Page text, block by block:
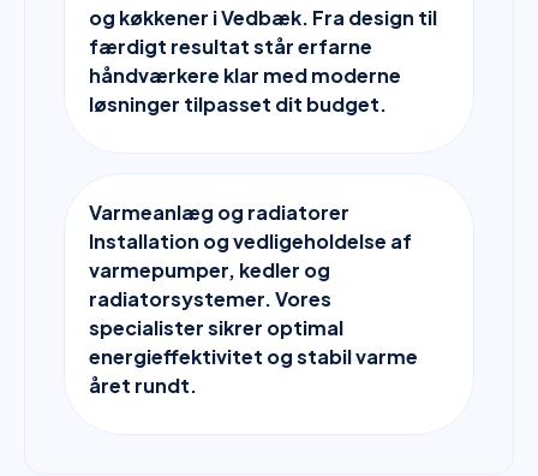
og køkkener i Vedbæk. Fra design til
færdigt resultat står erfarne
håndværkere klar med moderne
løsninger tilpasset dit budget.
Varmeanlæg og radiatorer
Installation og vedligeholdelse af
varmepumper, kedler og
radiatorsystemer. Vores
specialister sikrer optimal
energieffektivitet og stabil varme
året rundt.